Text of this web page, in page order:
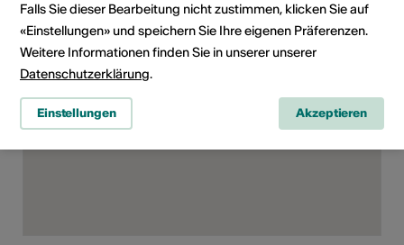
Lokalität
Falls Sie dieser Bearbeitung nicht zustimmen, klicken Sie auf
«Einstellungen» und speichern Sie Ihre eigenen Präferenzen.
Weitere Informationen finden Sie in unserer unserer
Datenschutzerklärung.
Einstellungen Akzeptieren